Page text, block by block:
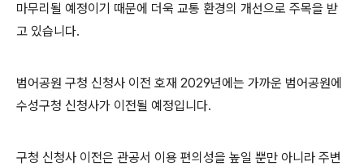
마무리될 예정이기 때문에 더욱 교통 환경의 개선으로 주목을 받
고 있습니다.
범어공원 구청 신청사 이전 호재 2029년에는 가까운 범어공원에
수성구청 신청사가 이전될 예정입니다.
구청 신청사 이전은 관공서 이용 편의성을 높일 뿐만 아니라 주변